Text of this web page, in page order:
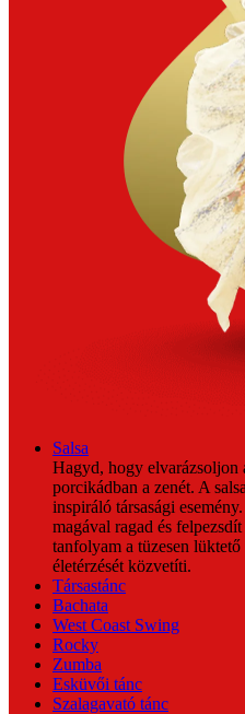
Salsa
Hagyd, hogy elvarázsoljon
porcikádban a zenét. A
inspiráló társasági
magával ragad és
tanfolyam a tüzesen
életérzését közvetíti.
Társastánc
Bachata
West Coast Swing
Rocky
Zumba
Esküvői tánc
Szalagavató tánc